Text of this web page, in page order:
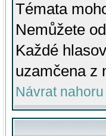
Témata
Nemůžete
Každé
uzamčena z
Návrat nahoru